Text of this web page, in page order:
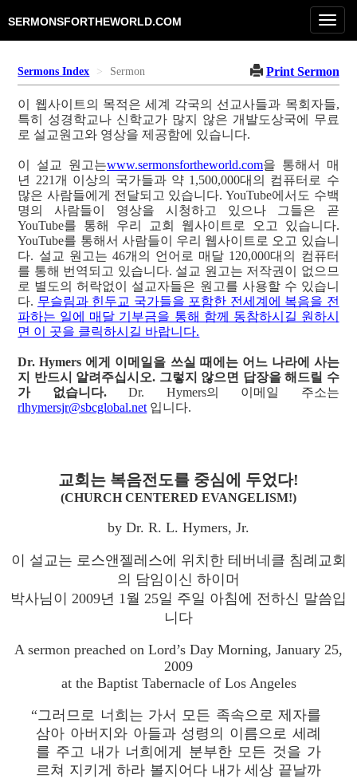
SERMONSFORTHEWORLD.COM
Sermons Index Sermon Print Sermon
이 웹사이트의 목적은 세계 각국의 선교사들과 목회자들,
특히 성경학교나 신학교가 많지 않은 개발도상국에 무료
로 설교원고와 영상을 제공함에 있습니다.
이 설교 원고는www.sermonsfortheworld.com을 통해서 매
년 221개 이상의 국가들과 약 1,500,000대의 컴퓨터로 수
많은 사람들에게 전달되고 있습니다. YouTube에서도 수백
명의 사람들이 영상을 시청하고 있으나 그들은 곧
YouTube를 통해 우리 교회 웹사이트로 오고 있습니다.
YouTube를 통해서 사람들이 우리 웹사이트로 오고 있습니
다. 설교 원고는 46개의 언어로 매달 120,000대의 컴퓨터
를 통해 번역되고 있습니다. 설교 원고는 저작권이 없으므
로 별도의 허락없이 설교자들은 원고를 사용할 수 있습니
다. 무슬림과 힌두교 국가들을 포함한 전세계에 복음을 전
파하는 일에 매달 기부금을 통해 함께 동참하시길 원하시
면 이 곳을 클릭하시길 바랍니다.
Dr. Hymers 에게 이메일을 쓰실 때에는 어느 나라에 사는
지 반드시 알려주십시오. 그렇지 않으면 답장을 해드릴 수
가 없습니다.Dr. Hymers의 이메일 주소는
rlhymersjr@sbcglobal.net 입니다.
교회는 복음전도를 중심에 두었다!
(CHURCH CENTERED EVANGELISM!)
by Dr. R. L. Hymers, Jr.
이 설교는 로스앤젤레스에 위치한 테버네클 침례교회
의 담임이신 하이머
박사님이 2009년 1월 25일 주일 아침에 전하신 말씀입
니다
A sermon preached on Lord’s Day Morning, January 25,
2009
at the Baptist Tabernacle of Los Angeles
“그러므로 너희는 가서 모든 족속으로 제자를
삼아 아버지와 아들과 성령의 이름으로 세례
를 주고 내가 너희에게 분부한 모든 것을 가
르쳐 지키게 하라 볼지어다 내가 세상 끝날까